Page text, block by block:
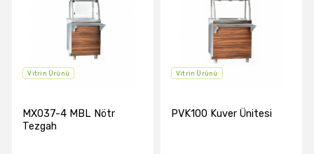
Sepete Ekle Sepete Ekle
Vitrin Ürünü
MX037-4 MBL Nötr
Tezgah
Vitrin Ürünü
PVK100 Kuver Ünitesi